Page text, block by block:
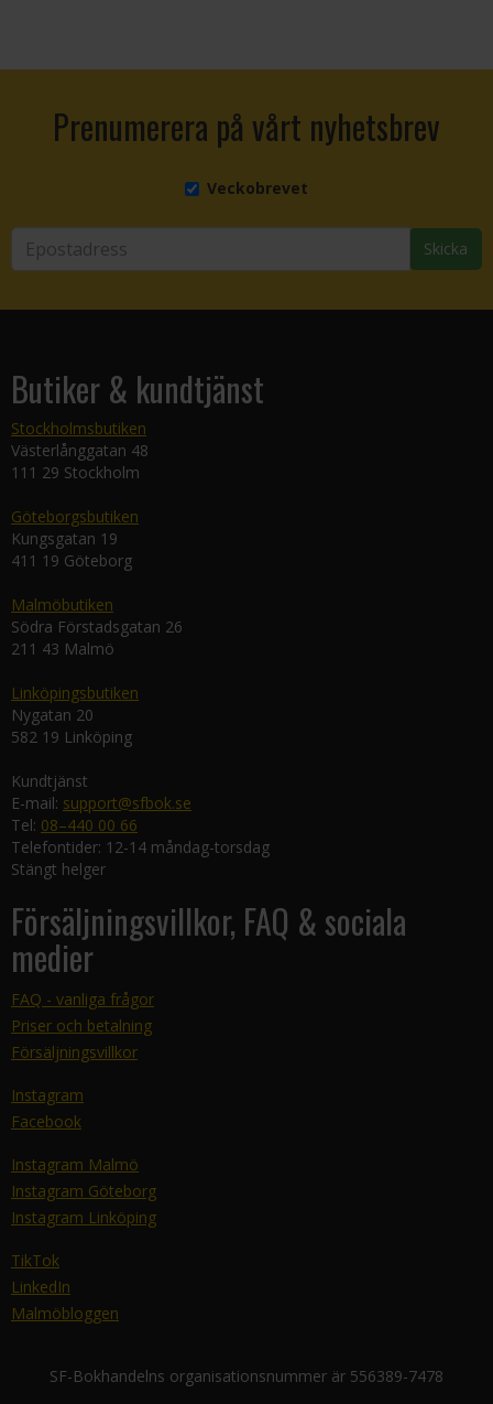
Prenumerera på vårt nyhetsbrev
Veckobrevet
Skicka
Butiker & kundtjänst
Stockholmsbutiken
Västerlånggatan 48
111 29 Stockholm
Göteborgsbutiken
Kungsgatan 19
411 19 Göteborg
Malmöbutiken
Södra Förstadsgatan 26
211 43 Malmö
Linköpingsbutiken
Nygatan 20
582 19 Linköping
Kundtjänst
E-mail: support@sfbok.se
Tel: 08–440 00 66
Telefontider: 12-14 måndag-torsdag
Stängt helger
Försäljningsvillkor, FAQ & sociala
medier
FAQ - vanliga frågor
Priser och betalning
Försäljningsvillkor
Instagram
Facebook
Instagram Malmö
Instagram Göteborg
Instagram Linköping
TikTok
LinkedIn
Malmöbloggen
SF-Bokhandelns organisationsnummer är 556389-7478